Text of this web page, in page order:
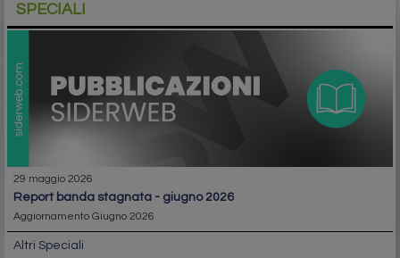
SPECIALI
29 maggio 2026
report banda stagnata - giugno 2026
Aggiornamento Giugno 2026
Altri Speciali